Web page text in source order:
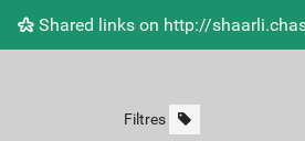
Shared links on http://
Filtres